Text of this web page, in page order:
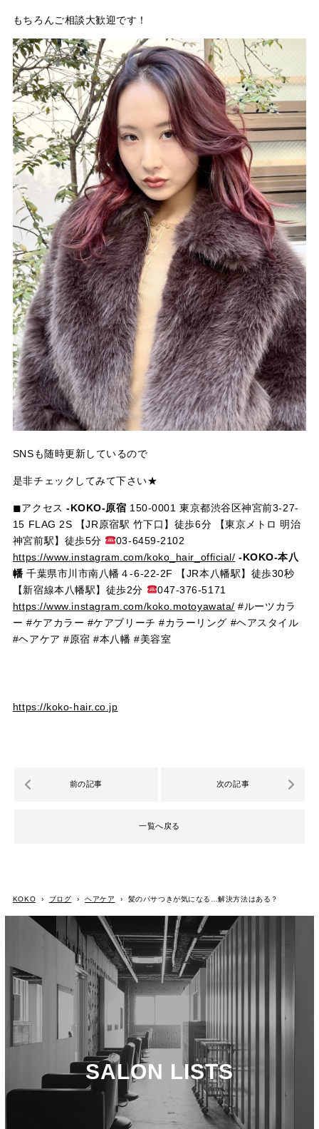
もちろんご相談大歓迎です！
SNSも随時更新しているので
是非チェックしてみて下さい★
◼︎アクセス-KOKO-原宿 150-0001 東京都渋谷区神宮前3-27-
15 FLAG 2S 【JR原宿駅 竹下口】徒歩6分 【東京メトロ 明治
神宮前駅】徒歩5分
03-6459-2102
https://www.instagram.com/koko_hair_official/ -KOKO-本八
幡 千葉県市川市南八幡４-6-22-2F 【JR本八幡駅】徒歩30秒
【新宿線本八幡駅】徒歩2分
047-376-5171
https://www.instagram.com/koko.motoyawata/ #ルーツカラ
ー #ケアカラー #ケアブリーチ #カラーリング #ヘアスタイル
#ヘアケア #原宿 #本八幡 #美容室
https://koko-hair.co.jp
前の記事 次の記事
一覧へ戻る
KOKO › ブログ › ヘアケア › 髪のパサつきが気になる…解決方法はある？
SALON LISTS